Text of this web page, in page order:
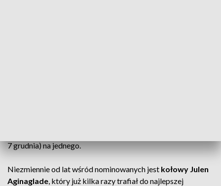
7 grudnia) na jednego.
Niezmiennie od lat wśród nominowanych jest kołowy Julen
Aginaglade, który już kilka razy trafiał do najlepszej